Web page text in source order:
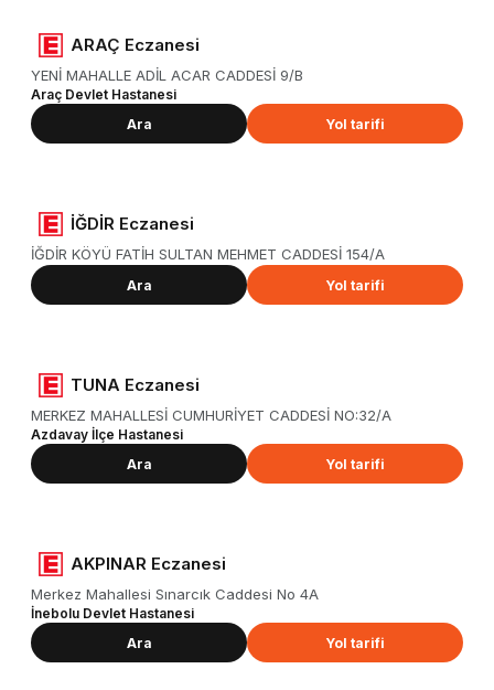
ARAÇ Eczanesi
YENİ MAHALLE ADİL ACAR CADDESİ 9/B
Araç Devlet Hastanesi
Ara
Yol tarifi
İĞDİR Eczanesi
İĞDİR KÖYÜ FATİH SULTAN MEHMET CADDESİ 154/A
Ara Yol tarifi
TUNA Eczanesi
MERKEZ MAHALLESİ CUMHURİYET CADDESİ NO:32/A
Azdavay İlçe Hastanesi
Ara
Yol tarifi
AKPINAR Eczanesi
Merkez Mahallesi Sınarcık Caddesi No 4A
İnebolu Devlet Hastanesi
Ara
Yol tarifi